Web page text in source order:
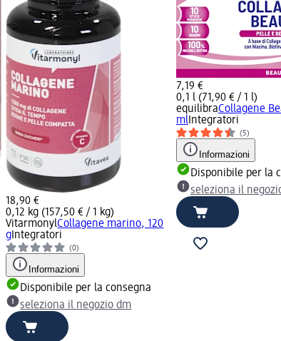
18,90 €
0,12 kg (157,50 € / 1 kg)
VitarmonylCollagene marino, 120
g Integratori
(0)
Informazioni
Disponibile per la consegna
seleziona il negozio dm
7,19 €
0,1 l (71,90 € / 1 l)
equilibraCollagene
mlIntegratori
(5)
Informazioni
Disponibile per la
seleziona il